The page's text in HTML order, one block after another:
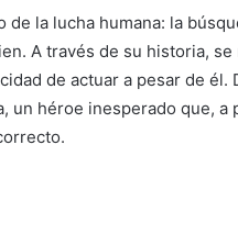
la lucha humana: la
A través de su historia,
de actuar a pesar de
un héroe inesperado que, a